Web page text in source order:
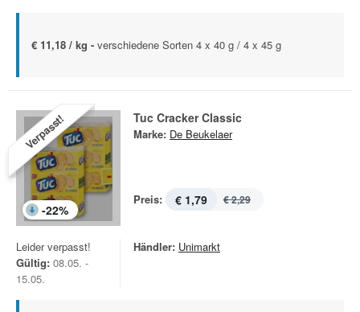
€ 11,18 / kg - verschiedene Sorten 4 x 40 g / 4 x 45 g
Verpasst!
-22%
Tuc Cracker Classic
Marke: De Beukelaer
Preis: € 1,79 € 2,29
Leider verpasst!
Gültig: 08.05. -
15.05.
Händler: Unimarkt